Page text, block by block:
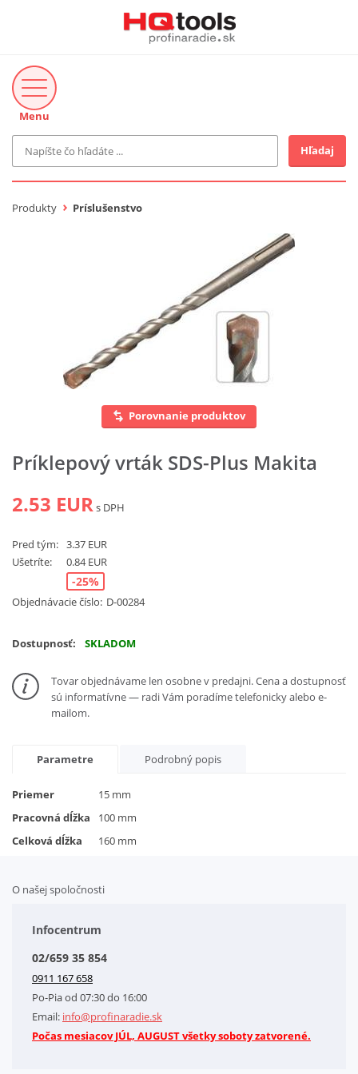
Značka
Makita-Záhrada
novinka v ponuke
Vyhľadať
Hľadaj
Menu
Produkty Príslušenstvo
Porovnanie produktov
Príklepový vrták SDS-Plus Makita
2.53 EURs DPH
Pred tým: 3.37 EUR
Ušetríte:
0.84 EUR
-25%
Objednávacie číslo: D-00284
Dostupnosť: SKLADOM
Tovar objednávame len osobne v predajni. Cena a dostupnosť
sú informatívne — radi Vám poradíme telefonicky alebo e-
mailom.
Parametre Podrobný popis
Priemer
15 mm
Pracovná dĺžka
100 mm
Celková dĺžka
160 mm
O našej spoločnosti
Obchodné podmienky
Kontakt
Letáky na stiahnutie
GDPR-Informácie o spracovaní osobných údajov HQ Tools, spol. s r. o.
Cookies
Infocentrum
02/659 35 854
0911 167 658
Po-Pia od 07:30 do 16:00
Email: info@profinaradie.sk
Počas mesiacov JÚL, AUGUST všetky soboty zatvorené.